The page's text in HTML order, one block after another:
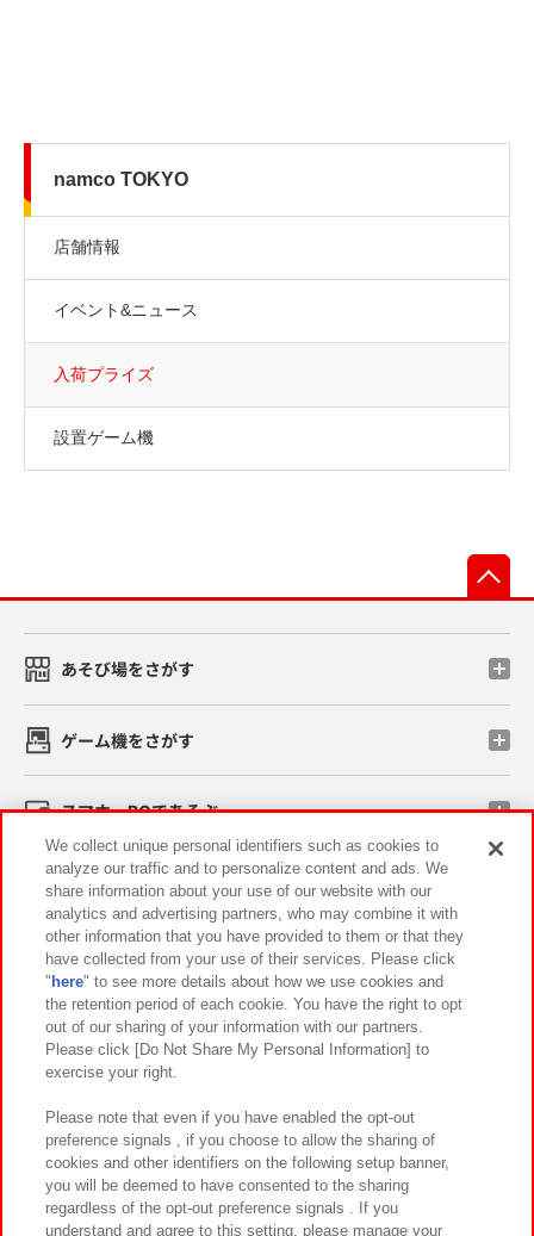
namco TOKYO
店舗情報
イベント&ニュース
入荷プライズ
設置ゲーム機
あそび場をさがす
ゲーム機をさがす
スマホ・PCであそぶ
イベント・キャンペーン
関連会社 サステナビリティ サイトポリシー
プライバシーポリシー ウェブアクセシビリティ方針と検証結果
お取引先さまとともに
カスタマーハラスメント対応方針 よくあるご質問・お問い合わせ
We collect unique personal identifiers such as cookies to
analyze our traffic and to personalize content and ads. We
share information about your use of our website with our
analytics and advertising partners, who may combine it with
other information that you have provided to them or that they
have collected from your use of their services. Please click
" here" to see more details about how we use cookies and
the retention period of each cookie. You have the right to opt
out of our sharing of your information with our partners.
Please click [Do Not Share My Personal Information] to
exercise your right.
Please note that even if you have enabled the opt-out
preference signals , if you choose to allow the sharing of
cookies and other identifiers on the following setup banner,
you will be deemed to have consented to the sharing
regardless of the opt-out preference signals . If you
understand and agree to this setting, please manage your